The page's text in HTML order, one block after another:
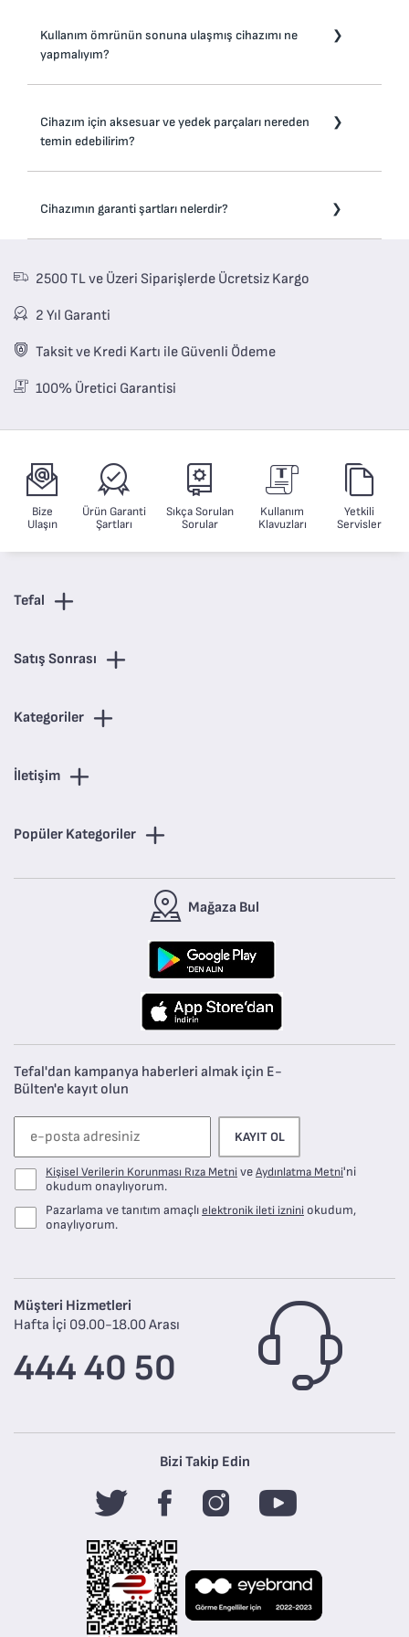
Kullanım ömrünün sonuna ulaşmış cihazımı ne
yapmalıyım?
noktasına bırakın.
Cihazım için aksesuar ve yedek parçaları nereden
temin edebilirim?
Cihazımın garanti şartları nelerdir?
2500 TL ve Üzeri Siparişlerde Ücretsiz Kargo
2 Yıl Garanti
Taksit ve Kredi Kartı ile Güvenli Ödeme
100% Üretici Garantisi
Bize
Ulaşın
Ürün Garanti
Şartları
Sıkça Sorulan
Sorular
Kullanım
Klavuzları
Yetkili
Servisler
Tefal
Satış Sonrası
Kategoriler
İletişim
Popüler Kategoriler
Mağaza Bul
Tefal'dan kampanya haberleri almak için E-
Bülten'e kayıt olun
KAYIT OL
Kişisel Verilerin Korunması Rıza MetniveAydınlatma Metni'ni
okudum onaylıyorum.
Pazarlama ve tanıtım amaçlıelektronik ileti iznini okudum,
onaylıyorum.
Müşteri Hizmetleri
Hafta İçi 09.00-18.00 Arası
444 40 50
Bizi Takip Edin